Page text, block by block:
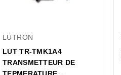
LUTRON
LUT TR-TMK1A4
TRANSMETTEUR DE
TEPMERATURE...